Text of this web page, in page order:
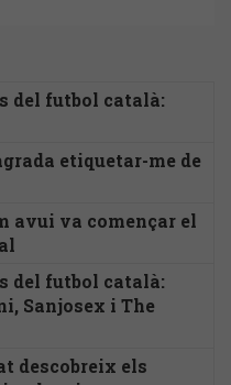
del futbol català:
etiquetar-me de
avui va començar el
del futbol català:
Sanjosex i The
descobreix els